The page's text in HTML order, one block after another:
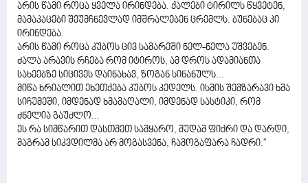
არის წამი როცა ყველა ირინდება. ქალები ტირილს წყვეტენ,
მამაკაცები შეუმჩნევლად იმშრალებენ ცრემლს. ბუნებაც კი
ირინდება.
არის წამი როცა კუბოს ცივ სამარეში ნელ-ნელა უშვებენ.
ძალა არავის რჩება რომ იტიროს, ამ დროს ადამიანთა
სახეებზე სიცივეს დაინახავ, ზოგან სინანულს...
მიწა ხრიალით ეხეთქება კუბოს კედელს. ისმის შემზარავი ხმა
სიჩუმეში, იმდენად ხმამაღალი, იმდენად სასტიკი, რომ
ძნელია გაუძლო...
ეს რა სიმწარით დასთმეთ სამყარო, მუდამ ფიქრი და დარდი,
მაგრამ სიკვდილმა არ მოგასვენა, ჩამოგაფარა ჩადრი."